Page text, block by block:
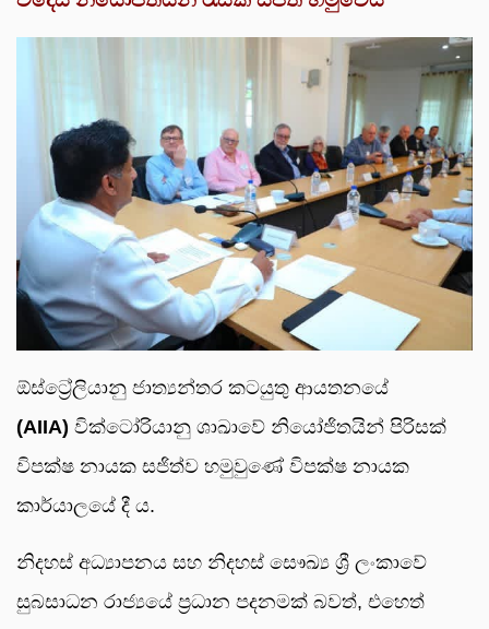
ඕස්ට්‍රේලියානු ජාත්‍යන්තර කටයුතු ආයතනයේ
(AIIA) වික්ටෝරියානු ශාඛාවේ නියෝජිතයින් පිරිසක්
විපක්ෂ නායක සජිත්ව හමුවුණේ විපක්ෂ නායක
කාර්යාලයේ දී ය.
නිදහස් අධ්‍යාපනය සහ නිදහස් සෞඛ්‍ය ශ්‍රී ලංකාවේ
සුබසාධන රාජ්‍යයේ ප්‍රධාන පදනමක් බවත්, එහෙත්